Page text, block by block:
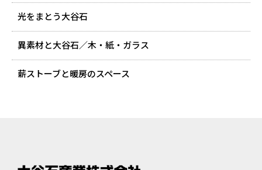
光をまとう大谷石
異素材と大谷石／木・紙・ガラス
薪ストーブと暖房のスペース